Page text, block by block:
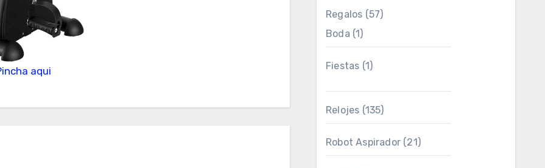
Pincha aqui
Regalos (57)
Boda (1)
Fiestas (1)
Relojes (135)
Robot Aspirador (21)